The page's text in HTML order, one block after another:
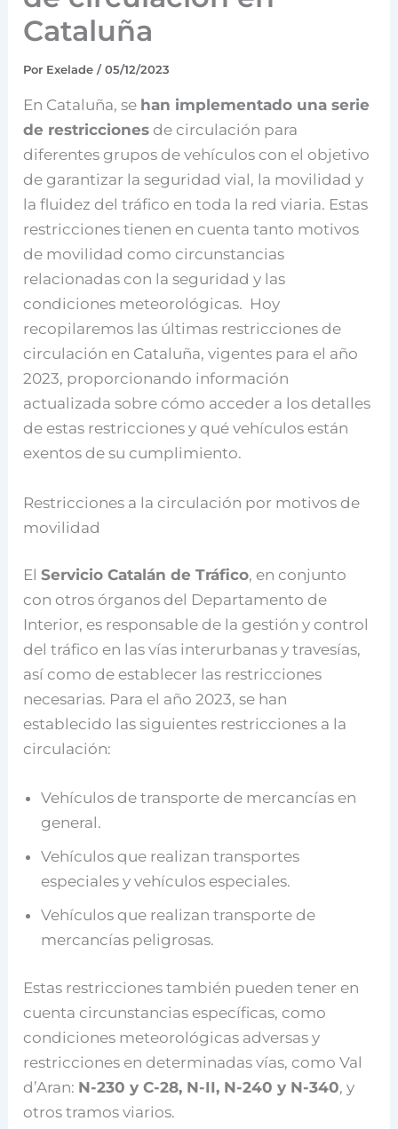
Cataluña
Por Exelade/05/12/2023
En Cataluña, se han implementado una serie
de restricciones de circulación para
diferentes grupos de vehículos con el objetivo
de garantizar la seguridad vial, la movilidad y
la fluidez del tráfico en toda la red viaria. Estas
restricciones tienen en cuenta tanto motivos
de movilidad como circunstancias
relacionadas con la seguridad y las
condiciones meteorológicas. Hoy
recopilaremos las últimas restricciones de
circulación en Cataluña, vigentes para el año
2023, proporcionando información
actualizada sobre cómo acceder a los detalles
de estas restricciones y qué vehículos están
exentos de su cumplimiento.
Restricciones a la circulación por motivos de
movilidad
ElServicio Catalán de Tráfico, en conjunto
con otros órganos del Departamento de
Interior, es responsable de la gestión y control
del tráfico en las vías interurbanas y travesías,
así como de establecer las restricciones
necesarias. Para el año 2023, se han
establecido las siguientes restricciones a la
circulación:
Vehículos de transporte de mercancías en
general.
Vehículos que realizan transportes
especiales y vehículos especiales.
Vehículos que realizan transporte de
mercancías peligrosas.
Estas restricciones también pueden tener en
cuenta circunstancias específicas, como
condiciones meteorológicas adversas y
restricciones en determinadas vías, como Val
d’Aran: N-230 y C-28, N-II, N-240 y N-340, y
otros tramos viarios.